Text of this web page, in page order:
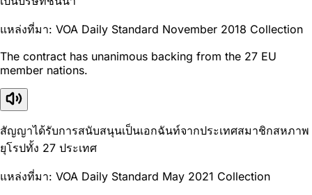
แหล่งที่มา: VOA Daily Standard November 2018 Collection
The contract has unanimous backing from the 27 EU
member nations.
สัญญาได้รับการสนับสนุนเป็นเอกฉันท์จากประเทศสมาชิกสหภาพ
ยุโรปทั้ง 27 ประเทศ
แหล่งที่มา: VOA Daily Standard May 2021 Collection